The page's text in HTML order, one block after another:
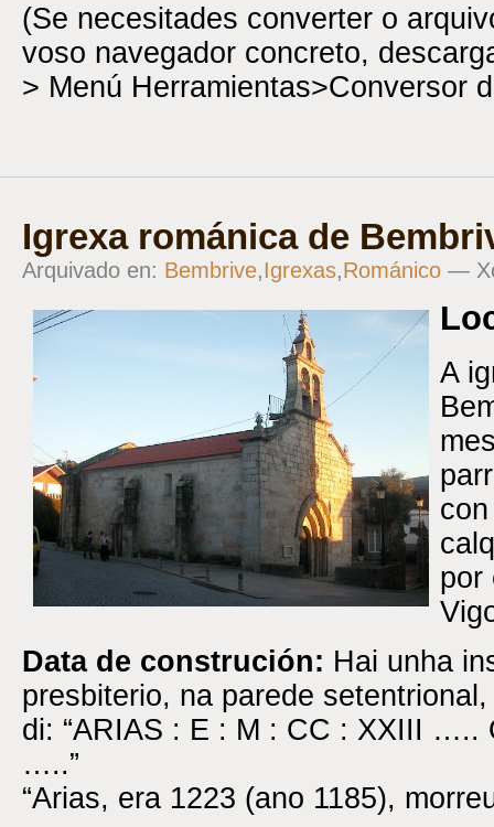
(Se necesitades converter o
voso navegador concreto,
> Menú Herramientas>Conversor
Igrexa románica de
Arquivado en: Bembrive,Igrexas,Románico —
A
por
Data de construción: Hai unha
presbiterio, na parede
di: “ARIAS : E : M : CC : XXIII …..
…..”
“Arias, era 1223 (ano 1185),